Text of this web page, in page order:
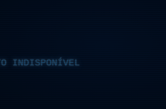
INDISPONÍVEL